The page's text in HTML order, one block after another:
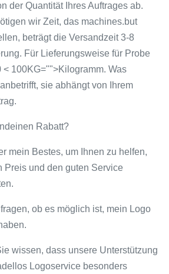
der Quantität Ihres Auftrages ab.
wir Zeit, das machines.but
beträgt die Versandzeit 3-8
Für Lieferungsweise für Probe
< 100KG="">Kilogramm. Was
sie abhängt von Ihrem
Rabatt?
mein Bestes, um Ihnen zu helfen,
Preis und den guten Service
ob es möglich ist, mein Logo
wissen, dass unsere Unterstützung
Logoservice besonders